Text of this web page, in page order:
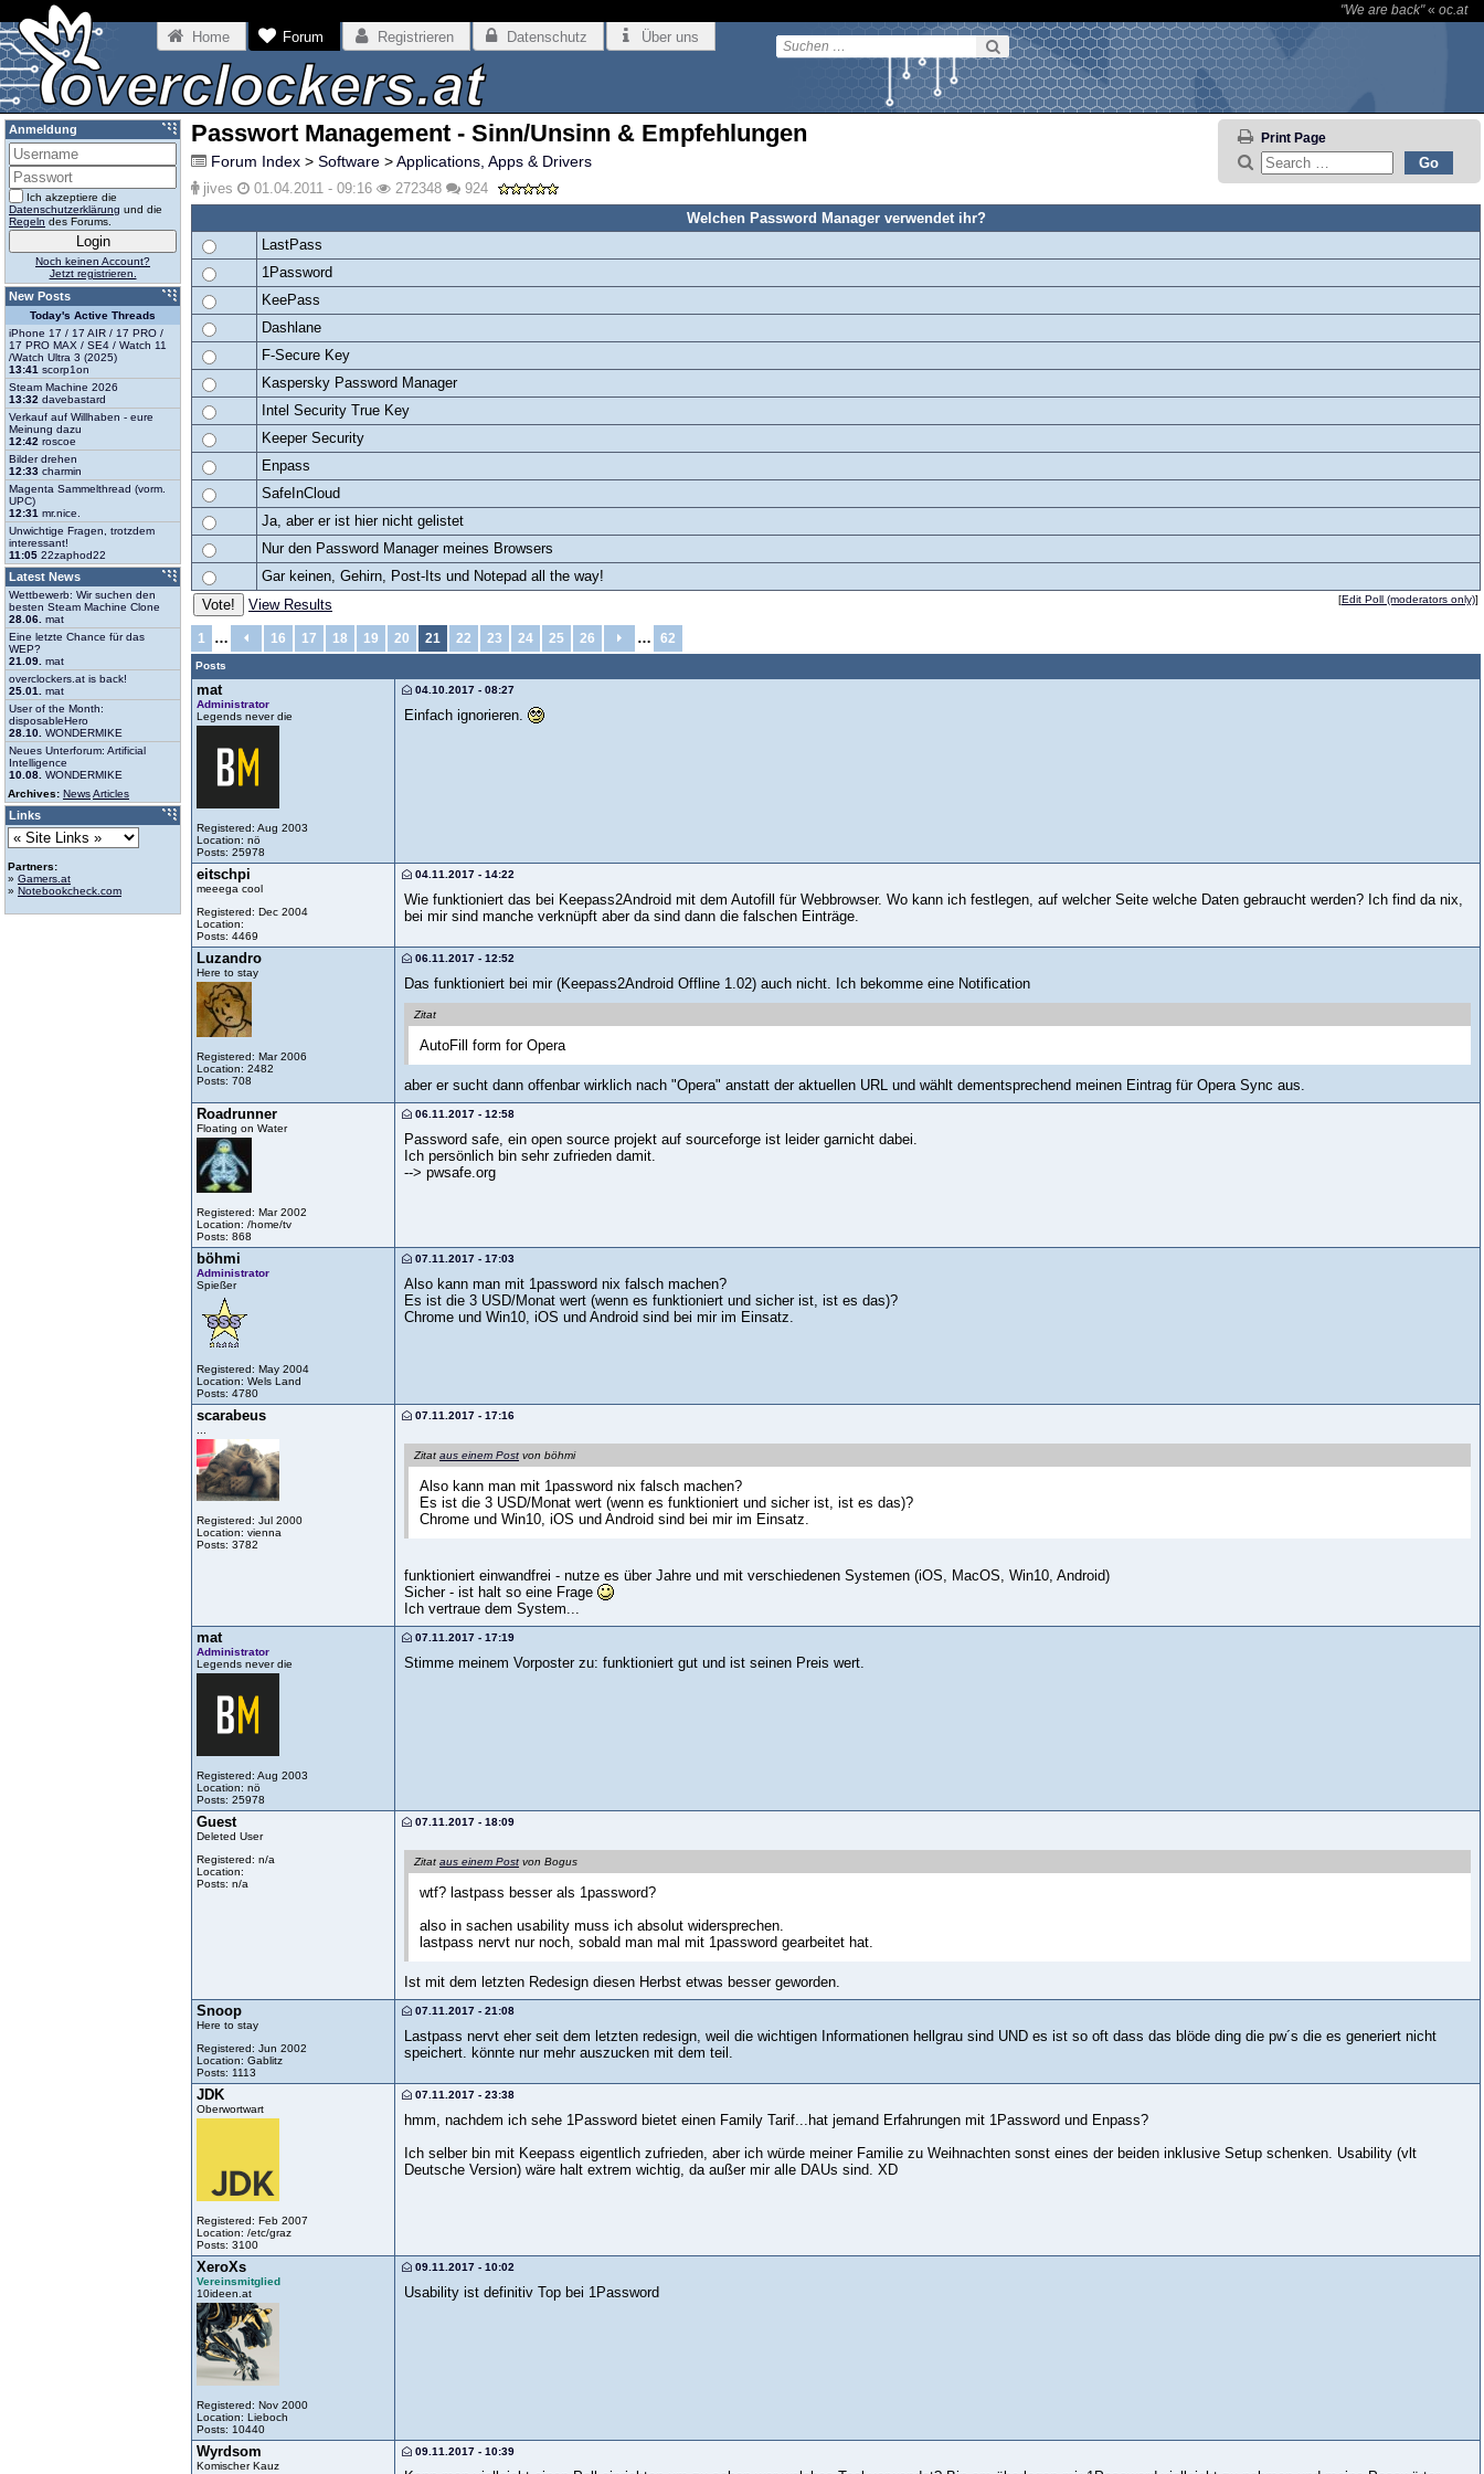
"We are back"« oc.at
Home Forum Registrieren Datenschutz Über uns
Passwort Management - Sinn/Unsinn & Empfehlungen Print Page
Forum Index > Software >Applications, Apps & Drivers
jives 01.04.2011 - 09:16 272348
924
Welchen Password Manager verwendet ihr?
LastPass
1Password
KeePass
Dashlane
F-Secure Key
Kaspersky Password Manager
Intel Security True Key
Keeper Security
Enpass
SafeInCloud
Ja, aber er ist hier nicht gelistet
Nur den Password Manager meines Browsers
Gar keinen, Gehirn, Post-Its und Notepad all the way!
View Results
[Edit Poll (moderators only)]
1 … 16 17 18 19 20 21 22 23 24 25 26 … 62
Posts
mat
Administrator
Legends never die
Registered: Aug 2003
Location: nö
Posts: 25978
04.10.2017 - 08:27
Einfach ignorieren.
eitschpi
meeega cool
Registered: Dec 2004
Location:
Posts: 4469
04.11.2017 - 14:22
Wie funktioniert das bei Keepass2Android mit dem Autofill für Webbrowser. Wo kann ich festlegen, auf welcher Seite welche Daten gebraucht werden? Ich find da nix,
bei mir sind manche verknüpft aber da sind dann die falschen Einträge.
Luzandro
Here to stay
Registered: Mar 2006
Location: 2482
Posts: 708
06.11.2017 - 12:52
Das funktioniert bei mir (Keepass2Android Offline 1.02) auch nicht. Ich bekomme eine Notification
Zitat
AutoFill form for Opera
aber er sucht dann offenbar wirklich nach "Opera" anstatt der aktuellen URL und wählt dementsprechend meinen Eintrag für Opera Sync aus.
Roadrunner
Floating on Water
Registered: Mar 2002
Location: /home/tv
Posts: 868
06.11.2017 - 12:58
Password safe, ein open source projekt auf sourceforge ist leider garnicht dabei.
Ich persönlich bin sehr zufrieden damit.
--> pwsafe.org
böhmi
Administrator
Spießer
Registered: May 2004
Location: Wels Land
Posts: 4780
07.11.2017 - 17:03
Also kann man mit 1password nix falsch machen?
Es ist die 3 USD/Monat wert (wenn es funktioniert und sicher ist, ist es das)?
Chrome und Win10, iOS und Android sind bei mir im Einsatz.
scarabeus
Registered: Jul 2000
Location: vienna
Posts: 3782
07.11.2017 - 17:16
Zitat aus einem Post von böhmi
Also kann man mit 1password nix falsch machen?
Es ist die 3 USD/Monat wert (wenn es funktioniert und sicher ist, ist es das)?
Chrome und Win10, iOS und Android sind bei mir im Einsatz.
funktioniert einwandfrei - nutze es über Jahre und mit verschiedenen Systemen (iOS, MacOS, Win10, Android)
Sicher - ist halt so eine Frage
Ich vertraue dem System...
mat
Administrator
Legends never die
Registered: Aug 2003
Location: nö
Posts: 25978
07.11.2017 - 17:19
Stimme meinem Vorposter zu: funktioniert gut und ist seinen Preis wert.
Guest
Deleted User
Registered: n/a
Location:
Posts: n/a
07.11.2017 - 18:09
Zitat aus einem Post von Bogus
wtf? lastpass besser als 1password?
also in sachen usability muss ich absolut widersprechen.
lastpass nervt nur noch, sobald man mal mit 1password gearbeitet hat.
Ist mit dem letzten Redesign diesen Herbst etwas besser geworden.
Snoop
Here to stay
Registered: Jun 2002
Location: Gablitz
Posts: 1113
07.11.2017 - 21:08
Lastpass nervt eher seit dem letzten redesign, weil die wichtigen Informationen hellgrau sind UND es ist so oft dass das blöde ding die pw´s die es generiert nicht
speichert. könnte nur mehr auszucken mit dem teil.
JDK
Oberwortwart
Registered: Feb 2007
Location: /etc/graz
Posts: 3100
07.11.2017 - 23:38
hmm, nachdem ich sehe 1Password bietet einen Family Tarif...hat jemand Erfahrungen mit 1Password und Enpass?
Ich selber bin mit Keepass eigentlich zufrieden, aber ich würde meiner Familie zu Weihnachten sonst eines der beiden inklusive Setup schenken. Usability (vlt
Deutsche Version) wäre halt extrem wichtig, da außer mir alle DAUs sind. XD
XeroXs
Vereinsmitglied
10ideen.at
Registered: Nov 2000
Location: Lieboch
Posts: 10440
09.11.2017 - 10:02
Usability ist definitiv Top bei 1Password
Wyrdsom
Komischer Kauz
09.11.2017 - 10:39
Anmeldung
Ich akzeptiere die
Datenschutzerklärung und die
Regeln des Forums.
Noch keinen Account?
Jetzt registrieren.
New Posts
Today's Active Threads
iPhone 17 / 17 AIR / 17 PRO /
17 PRO MAX / SE4 / Watch 11
/Watch Ultra 3 (2025)
13:41 scorp1on
Steam Machine 2026
13:32 davebastard
Verkauf auf Willhaben - eure
Meinung dazu
12:42 roscoe
Bilder drehen
12:33 charmin
Magenta Sammelthread (vorm.
UPC)
12:31 mr.nice.
Unwichtige Fragen, trotzdem
interessant!
11:05 22zaphod22
Latest News
Wettbewerb: Wir suchen den
besten Steam Machine Clone
28.06. mat
Eine letzte Chance für das
WEP?
21.09. mat
overclockers.at is back!
25.01.
mat
User of the Month:
disposableHero
28.10. WONDERMIKE
Neues Unterforum: Artificial
Intelligence
10.08. WONDERMIKE
Archives: NewsArticles
Links
Partners:
» Gamers.at
» Notebookcheck.com